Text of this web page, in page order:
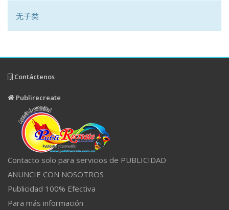
无子类
Contáctenos
Publirecreate
Contacto solo para servicios de PUBLICIDAD
ANUNCIE CON NOSOTROS
Publicidad 100% Efectiva
Para más información